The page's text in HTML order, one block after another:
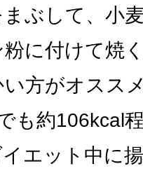
ぶして、小
に付けて焼
方がオスス
も約106kcal
エット中に